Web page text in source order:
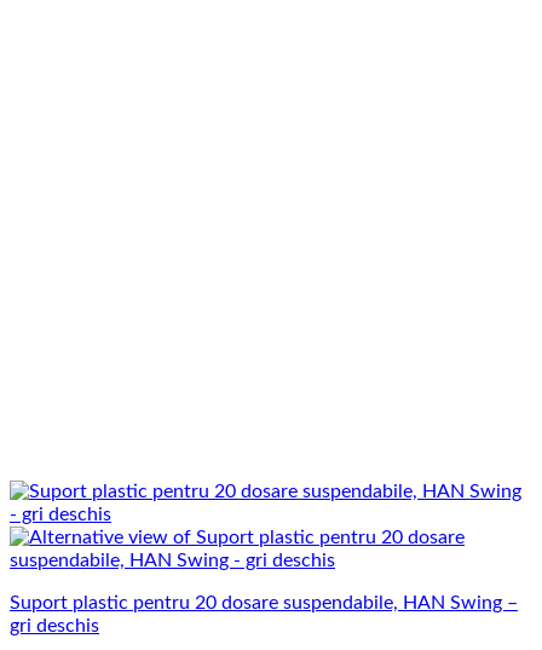
Suport plastic pentru 20 dosare suspendabile, HAN Swing –
gri deschis